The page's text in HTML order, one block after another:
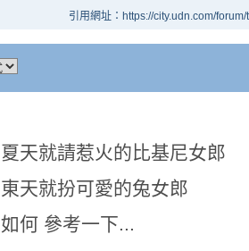
引用網址：https://city.udn.com/
夏天就請惹火的比基尼女郎
東天就扮可愛的兔女郎
如何 參考一下...